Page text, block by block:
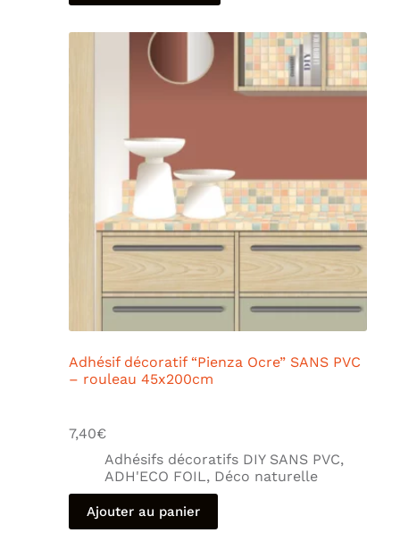
Adhésif décoratif “Pienza Ocre” SANS PVC
– rouleau 45x200cm
7,40€
Adhésifs décoratifs DIY SANS PVC,
ADH'ECO FOIL, Déco naturelle
Ajouter au panier